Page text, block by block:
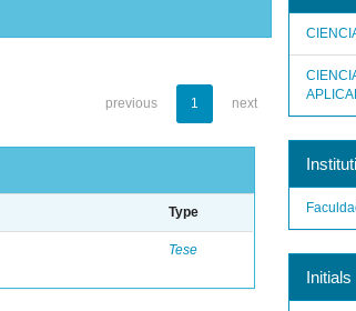
previous 1 next
Type
Tese
Initials